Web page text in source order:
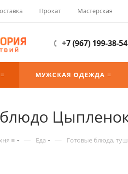
Прокат Мастерская
+7 (967) 199-38-54
МУЖСКАЯ ОДЕЖДА ≡
≡ — Еда — Готовые блюда,